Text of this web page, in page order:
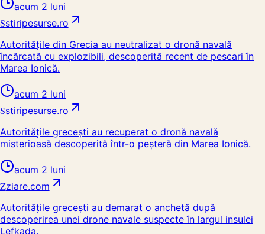
acum 2 luni
Sstiripesurse.ro
Autoritățile din Grecia au neutralizat o dronă navală
încărcată cu explozibili, descoperită recent de pescari în
Marea Ionică.
acum 2 luni
Sstiripesurse.ro
Autoritățile grecești au recuperat o dronă navală
misterioasă descoperită într-o peșteră din Marea Ionică.
acum 2 luni
Zziare.com
Autoritățile grecești au demarat o anchetă după
descoperirea unei drone navale suspecte în largul insulei
Lefkada.